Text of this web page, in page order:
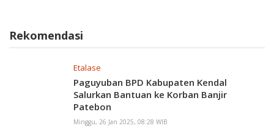
Rekomendasi
Etalase
Paguyuban BPD Kabupaten Kendal
Salurkan Bantuan ke Korban Banjir
Patebon
Minggu, 26 Jan 2025, 08:28 WIB